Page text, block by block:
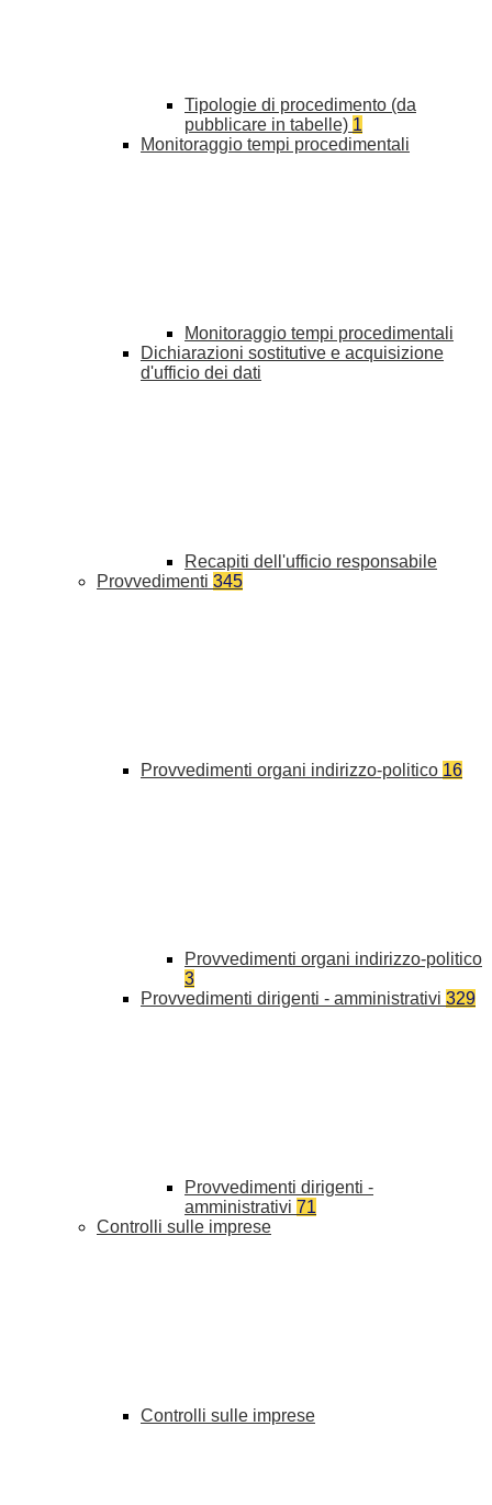
Tipologie di procedimento (da
pubblicare in tabelle) 1
Monitoraggio tempi procedimentali
Monitoraggio tempi procedimentali
Dichiarazioni sostitutive e acquisizione
d'ufficio dei dati
Recapiti dell'ufficio responsabile
Provvedimenti 345
Provvedimenti organi indirizzo-politico 16
Provvedimenti organi indirizzo-politico
3
Provvedimenti dirigenti - amministrativi 329
Provvedimenti dirigenti -
amministrativi 71
Controlli sulle imprese
Controlli sulle imprese